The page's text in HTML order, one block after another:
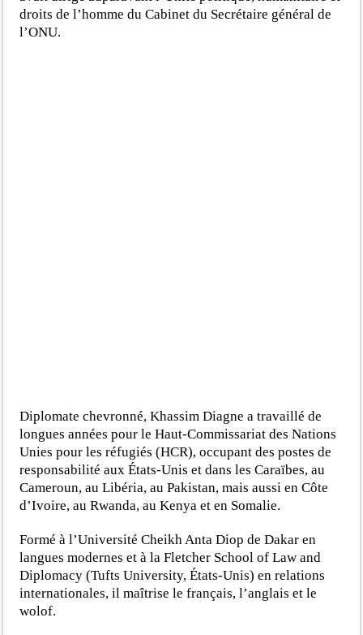
droits de l’homme du Cabinet du Secrétaire général de
l’ONU.
Diplomate chevronné, Khassim Diagne a travaillé de
longues années pour le Haut-Commissariat des Nations
Unies pour les réfugiés (HCR), occupant des postes de
responsabilité aux États-Unis et dans les Caraïbes, au
Cameroun, au Libéria, au Pakistan, mais aussi en Côte
d’Ivoire, au Rwanda, au Kenya et en Somalie.
Formé à l’Université Cheikh Anta Diop de Dakar en
langues modernes et à la Fletcher School of Law and
Diplomacy (Tufts University, États-Unis) en relations
internationales, il maîtrise le français, l’anglais et le
wolof.